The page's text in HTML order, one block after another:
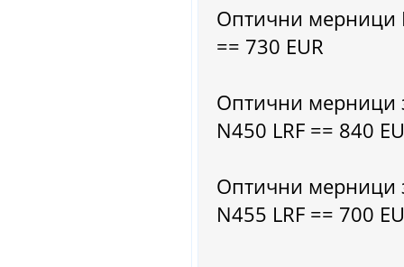
Оптични мерници
== 730 EUR
Оптични мерници
N450 LRF == 840
Оптични мерници
N455 LRF == 700